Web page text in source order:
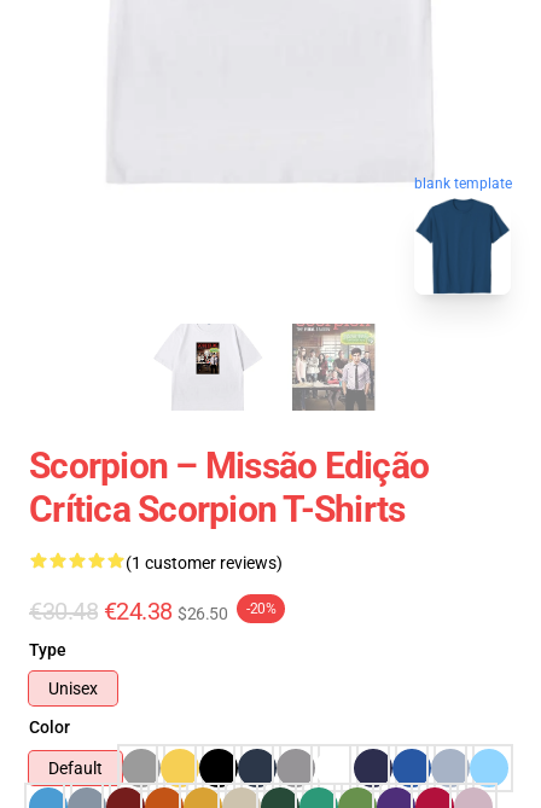
blank template
Scorpion – Missão Edição
Crítica Scorpion T-Shirts
(1 customer reviews)
€30.48 €24.38 $26.50 -20%
Type
Unisex
Color
Default